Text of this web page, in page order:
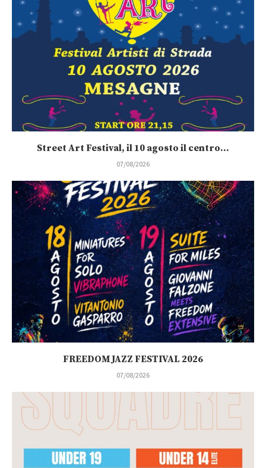
Street Art Festival, il 10 agosto il centro...
07/08/2026
FREEDOM JAZZ FESTIVAL 2026
07/08/2026